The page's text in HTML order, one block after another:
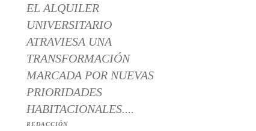
EL ALQUILER
UNIVERSITARIO
ATRAVIESA UNA
TRANSFORMACIÓN
MARCADA POR NUEVAS
PRIORIDADES
HABITACIONALES....
REDACCIÓN